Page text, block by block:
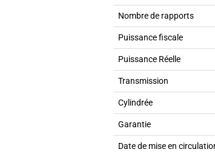
Nombre de rapports
Puissance fiscale
Puissance Réelle
Transmission
Cylindrée
Garantie
Date de mise en